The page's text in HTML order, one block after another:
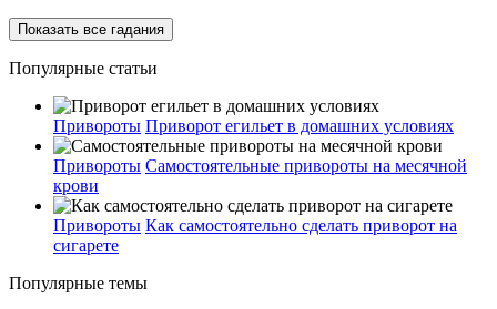
Показать все гадания
Популярные статьи
Привороты Приворот егильет в домашних условиях
Привороты Самостоятельные привороты на месячной
крови
Привороты Как самостоятельно сделать приворот на
сигарете
Популярные темы